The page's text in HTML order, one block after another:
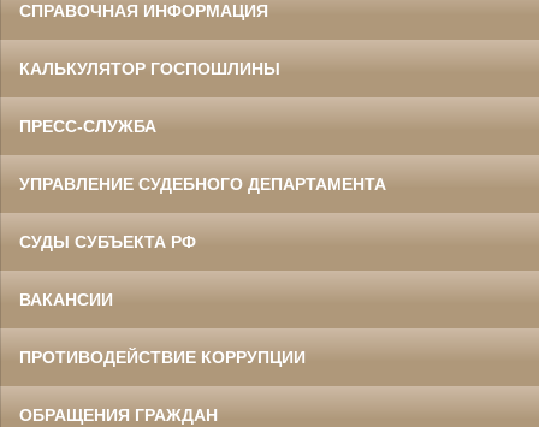
СПРАВОЧНАЯ ИНФОРМАЦИЯ
КАЛЬКУЛЯТОР ГОСПОШЛИНЫ
ПРЕСС-СЛУЖБА
УПРАВЛЕНИЕ СУДЕБНОГО ДЕПАРТАМЕНТА
СУДЫ СУБЪЕКТА РФ
ВАКАНСИИ
ПРОТИВОДЕЙСТВИЕ КОРРУПЦИИ
ОБРАЩЕНИЯ ГРАЖДАН